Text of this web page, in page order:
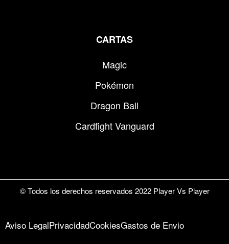
CARTAS
Magic
Pokémon
Dragon Ball
Cardfight Vanguard
© Todos los derechos reservados 2022 Player Vs Player
Aviso LegalPrivacidadCookiesGastos de Envio